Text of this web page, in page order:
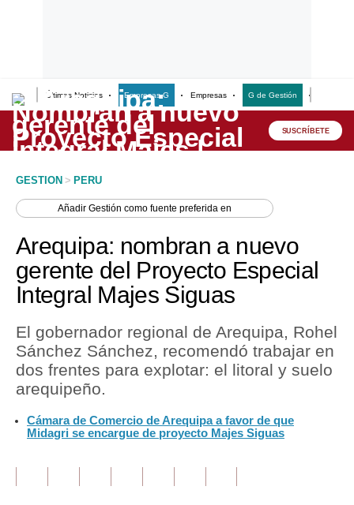
Últimas Noticias Empresas G Empresas G de Gestión
Lo último
Peru Quiosco
Economía
Mercados
Política
Tu Dinero
Finanzas Personales
SUSCRÍBETE
GESTION > PERU
AñadirGestión como fuente preferida en
Arequipa: nombran a nuevo
gerente del Proyecto Especial
Integral Majes Siguas
El gobernador regional de Arequipa, Rohel
Sánchez Sánchez, recomendó trabajar en
dos frentes para explotar: el litoral y suelo
arequipeño.
Cámara de Comercio de Arequipa a favor de que
Midagri se encargue de proyecto Majes Siguas